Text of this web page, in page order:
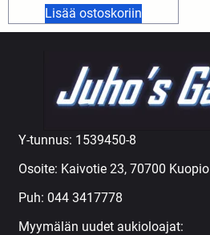
Lisää ostoskoriin
Y-tunnus: 1539450-8
Osoite: Kaivotie 23, 70700 Kuopio
Puh: 044 3417778
Myymälän uudet aukioloajat: